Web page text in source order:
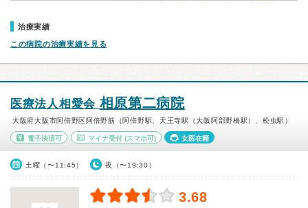
治療実績
この病院の治療実績を見る
医療法人相愛会 相原第二病院
大阪府大阪市阿倍野区阿倍野筋（阿倍野駅、天王寺駅（大阪阿部野橋駅）、松虫駅）
電子決済可 マイナ受付(スマホ可) 女医在籍
土曜（〜11:45） 夜（〜19:30）
3.68